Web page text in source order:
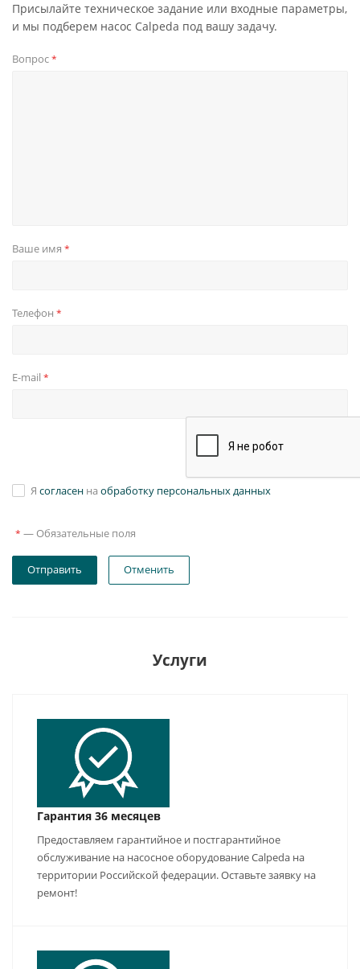
Присылайте техническое задание или входные параметры,
и мы подберем насос Calpeda под вашу задачу.
Вопрос*
Ваше имя *
Телефон *
E-mail *
Я согласен на обработку персональных данных
* — Обязательные поля
Отправить Отменить
Услуги
Гарантия 36 месяцев
Предоставляем гарантийное и постгарантийное
обслуживание на насосное оборудование Calpeda на
территории Российской федерации. Оставьте заявку на
ремонт!